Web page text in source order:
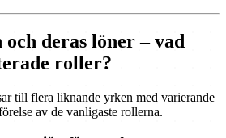
deras löner – vad
roller?
till flera liknande yrken med varierande
av de vanligaste rollerna.